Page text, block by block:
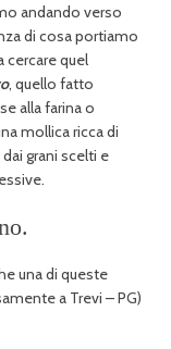
andando verso
di cosa portiamo
quel
, quello fatto
alla farina o
mollica ricca di
grani scelti e
una di queste
a Trevi – PG)